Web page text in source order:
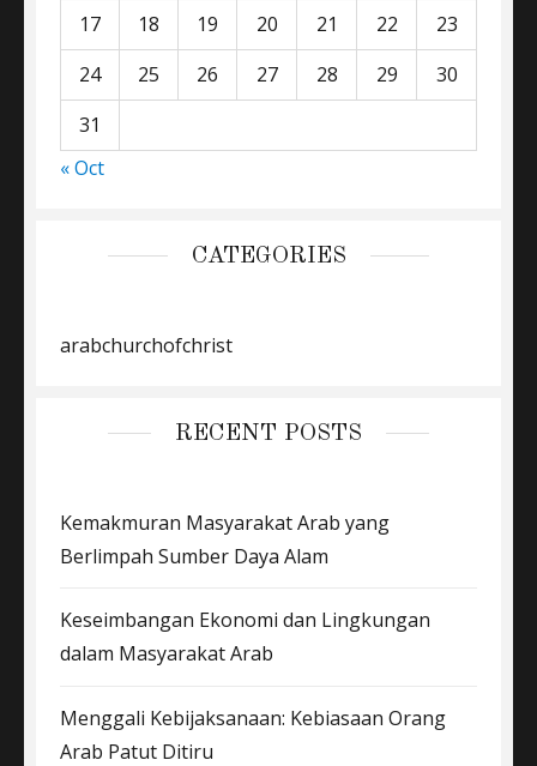
17
18 19 20 21 22
23
24
25 26 27 28 29
30
31
« Oct
CATEGORIES
arabchurchofchrist
RECENT POSTS
Kemakmuran Masyarakat Arab yang
Berlimpah Sumber Daya Alam
Keseimbangan Ekonomi dan Lingkungan
dalam Masyarakat Arab
Menggali Kebijaksanaan: Kebiasaan Orang
Arab Patut Ditiru